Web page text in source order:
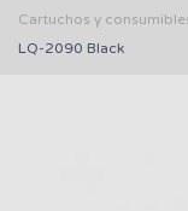
Cartuchos y
LQ-2090 Black